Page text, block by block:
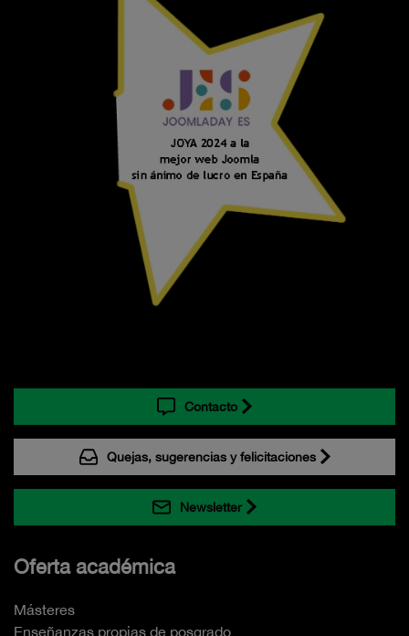
Contacto
Quejas, sugerencias y felicitaciones
Newsletter
Oferta académica
Másteres
Enseñanzas propias de posgrado